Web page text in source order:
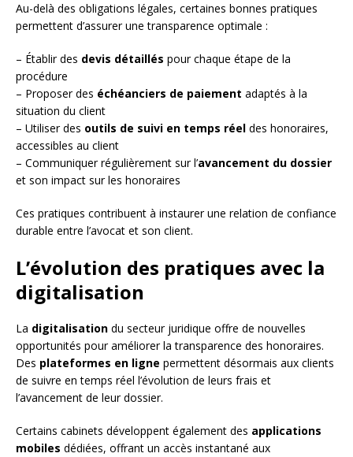
Au-delà des obligations légales, certaines bonnes pratiques
permettent d’assurer une transparence optimale :
– Établir des devis détaillés pour chaque étape de la
procédure
– Proposer des échéanciers de paiement adaptés à la
situation du client
– Utiliser des outils de suivi en temps réel des honoraires,
accessibles au client
– Communiquer régulièrement sur l’avancement du dossier
et son impact sur les honoraires
Ces pratiques contribuent à instaurer une relation de confiance
durable entre l’avocat et son client.
L’évolution des pratiques avec la
digitalisation
La digitalisation du secteur juridique offre de nouvelles
opportunités pour améliorer la transparence des honoraires.
Des plateformes en ligne permettent désormais aux clients
de suivre en temps réel l’évolution de leurs frais et
l’avancement de leur dossier.
Certains cabinets développent également des applications
mobiles dédiées, offrant un accès instantané aux